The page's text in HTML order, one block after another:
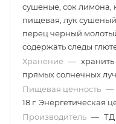
сушеные, сок лимона,
пищевая, лук
перец черный
содержать следы
Хранение —
прямых солнечных
Пищевая ценность —
18 г. Энергетическая
Производитель — ТД